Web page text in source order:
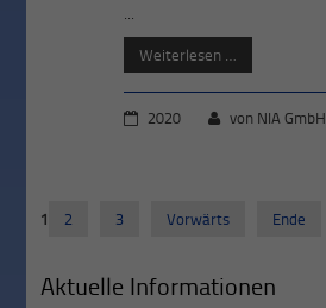
...
Weiterlesen …
2020 von NIA GmbH
1 2 3 Vorwärts Ende
Aktuelle Informationen